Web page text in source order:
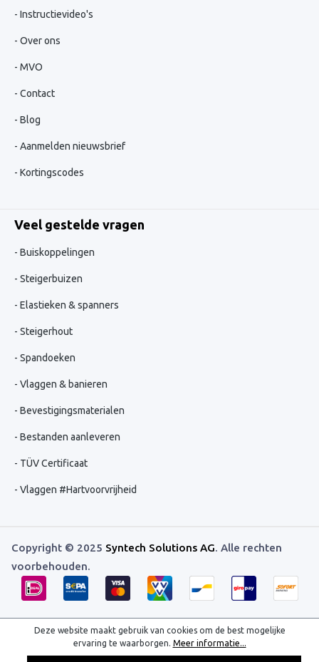
Instructievideo's
Over ons
MVO
Contact
Blog
Aanmelden nieuwsbrief
Kortingscodes
Veel gestelde vragen
Buiskoppelingen
Steigerbuizen
Elastieken & spanners
Steigerhout
Spandoeken
Vlaggen & banieren
Bevestigingsmaterialen
Bestanden aanleveren
TÜV Certificaat
Vlaggen #Hartvoorvrijheid
Copyright © 2025 Syntech Solutions AG. Alle rechten
voorbehouden.
Deze website maakt gebruik van cookies om de best mogelijke
ervaring te waarborgen. Meer informatie...